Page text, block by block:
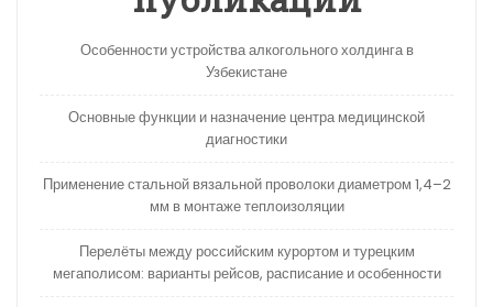
Особенности устройства алкогольного холдинга в
Узбекистане
Основные функции и назначение центра медицинской
диагностики
Применение стальной вязальной проволоки диаметром 1,4–2
мм в монтаже теплоизоляции
Перелёты между российским курортом и турецким
мегаполисом: варианты рейсов, расписание и особенности